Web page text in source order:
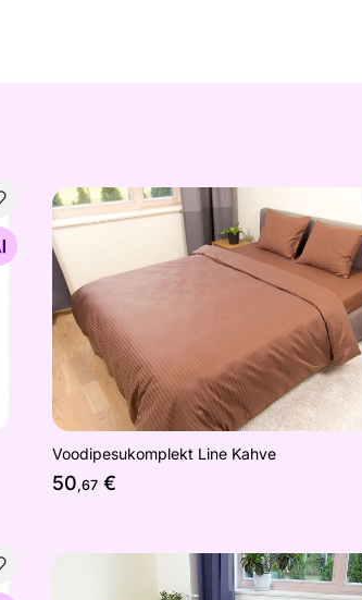
Voodipesukomplekt Line Kahve
Otsi sarnaseid
Voodipesukomplekt Line Kahve
50,67€
Tekikott Sanna 240x210 cm